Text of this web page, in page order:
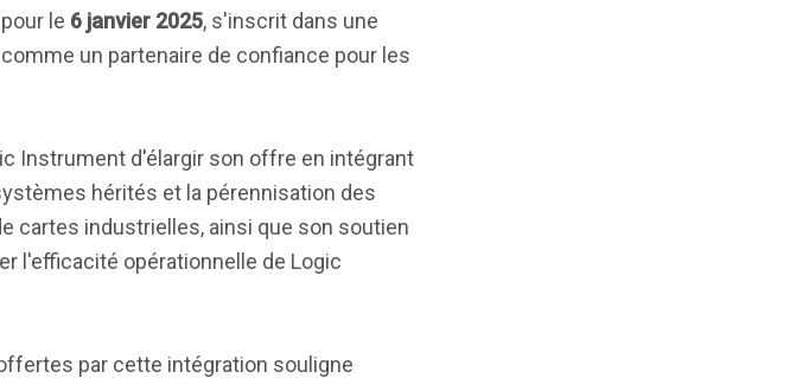
le 6 janvier 2025, s'inscrit dans une
un partenaire de confiance pour les
Instrument d'élargir son offre en intégrant
hérités et la pérennisation des
cartes industrielles, ainsi que son soutien
l'efficacité opérationnelle de Logic
par cette intégration souligne